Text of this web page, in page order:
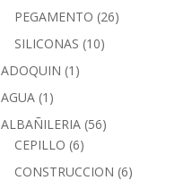
PEGAMENTO (26)
SILICONAS (10)
ADOQUIN (1)
AGUA (1)
ALBAÑILERIA (56)
CEPILLO (6)
CONSTRUCCION (6)